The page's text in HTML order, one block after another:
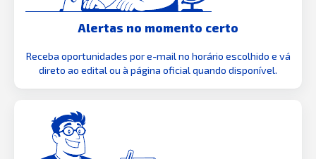
Alertas no momento certo
Receba oportunidades por e-mail no horário escolhido e vá
direto ao edital ou à página oficial quando disponível.